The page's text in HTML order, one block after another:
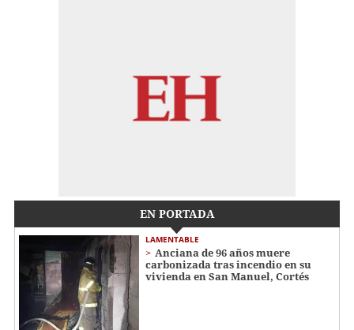
EN PORTADA
LAMENTABLE
Anciana de 96 años muere
carbonizada tras incendio en su
vivienda en San Manuel, Cortés